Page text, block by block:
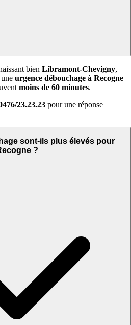
bien Libramont-Chevigny,
urgence débouchage à Recogne
moins de 60 minutes.
23.23.23 pour une réponse
sont-ils plus élevés pour
?